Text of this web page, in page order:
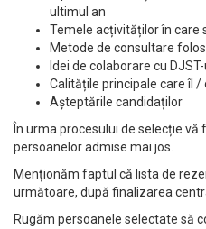
ultimul an
Temele acțivităților în care
Metode de consultare
Idei de colaborare cu
Calitățile principale care îl /
Așteptările candidaților
În urma procesului de selecție
persoanelor admise mai jos.
Menționăm faptul că lista de
următoare, după finalizarea
Rugăm persoanele selectate să